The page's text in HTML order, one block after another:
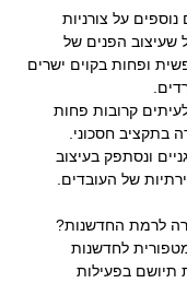
על צורניות
שעיצוב הפנים של
ופחות בקוים ישרים
קרובות פחות
בתקציב חסכוני.
ונסתפק בעיצוב
של העובדים.
לרמת החדשנות?
לחדשנות
תיושם בפעילות